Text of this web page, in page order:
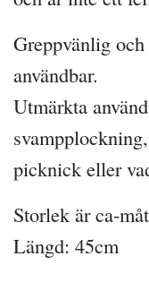
Greppvänlig
användbar.
Utmärkta
picknick eller
Storlek är ca-
Längd: 45cm